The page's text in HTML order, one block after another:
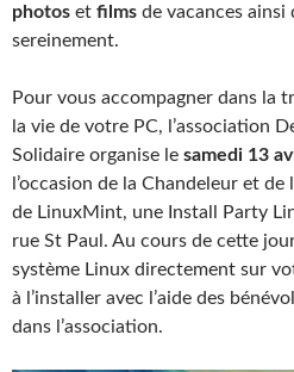
photos et films de vacances ainsi
sereinement.
Pour vous accompagner dans la
la vie de votre PC, l’association
Solidaire organise le samedi 13
l’occasion de la Chandeleur et
de LinuxMint, une Install Party
rue St Paul. Au cours de cette
système Linux directement sur
à l’installer avec l’aide des
dans l’association.